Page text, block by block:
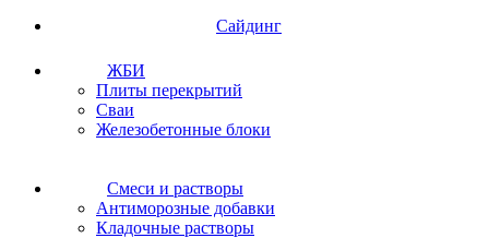
Сайдинг
ЖБИ
Плиты перекрытий
Сваи
Железобетонные блоки
Cмеси и растворы
Антиморозные добавки
Кладочные растворы